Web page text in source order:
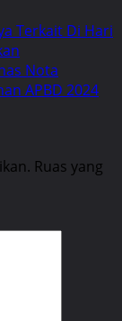
Terkait Di Hari
Nota
APBD 2024
Ruas yang